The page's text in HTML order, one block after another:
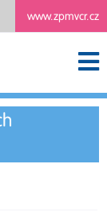
www.zpmvcr.cz